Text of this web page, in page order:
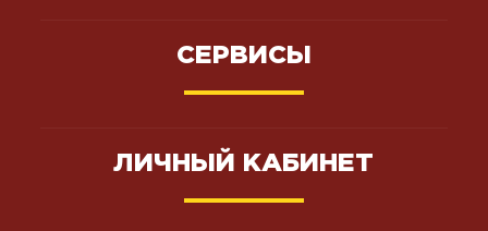
СЕРВИСЫ
ЛИЧНЫЙ КАБИНЕТ